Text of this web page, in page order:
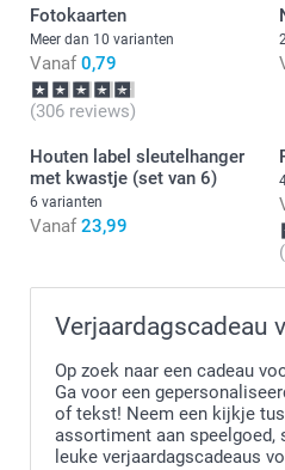
Fotokaarten
Meer dan 10 varianten
Vanaf 0,79
(306 reviews)
Houten label sleutelhanger
met kwastje (set van 6)
6 varianten
Vanaf 23,99
Verjaardagscadeau
Op zoek naar een cadeau
Ga voor een
of tekst! Neem een kijkje
assortiment aan speelgoed,
leuke verjaardagscadeaus